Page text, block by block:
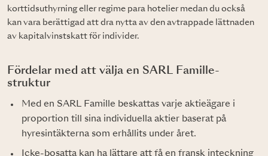
korttidsuthyrning eller regime para hotelier medan du också
kan vara berättigad att dra nytta av den avtrappade lättnaden
av kapitalvinstskatt för individer.
Fördelar med att välja en SARL Famille-
struktur
Med en SARL Famille beskattas varje aktieägare i
proportion till sina individuella aktier baserat på
hyresintäkterna som erhållits under året.
Icke-bosatta kan ha lättare att få en fransk inteckning